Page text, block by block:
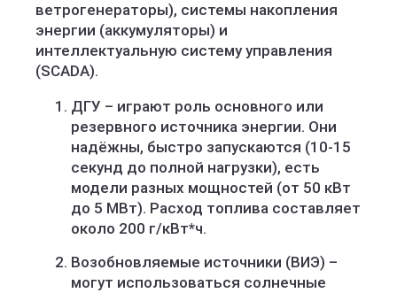
ветрогенераторы), системы накопления
энергии (аккумуляторы) и
интеллектуальную систему управления
(SCADA).
ДГУ – играют роль основного или
резервного источника энергии. Они
надёжны, быстро запускаются (10-15
секунд до полной нагрузки), есть
модели разных мощностей (от 50 кВт
до 5 МВт). Расход топлива составляет
около 200 г/кВт*ч.
Возобновляемые источники (ВИЭ) –
могут использоваться солнечные